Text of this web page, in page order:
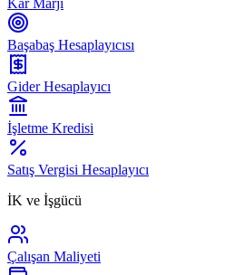
Kâr Marjı
Başabaş Hesaplayıcısı
Gider Hesaplayıcı
İşletme Kredisi
Satış Vergisi Hesaplayıcı
İK ve İşgücü
Çalışan Maliyeti